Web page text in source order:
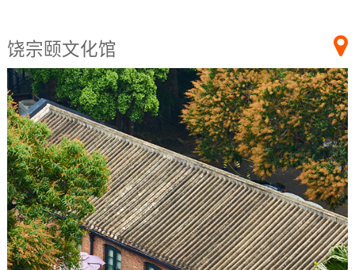
饶宗颐文化馆